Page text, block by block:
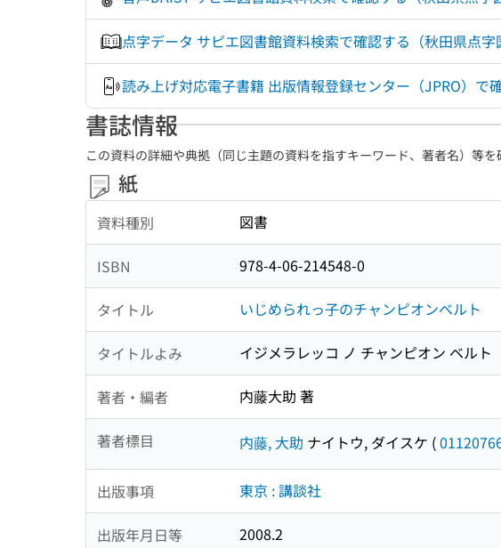
点字データ サピエ図書館資料検索で確認する（秋田県点字
読み上げ対応電子書籍 出版情報登録センター（JPRO）で
書誌情報
この資料の詳細や典拠（同じ主題の資料を指すキーワード、著者名）等を
紙
資料種別 図書
ISBN 978-4-06-214548-0
タイトル いじめられっ子のチャンピオンベルト
タイトルよみ イジメラレッコ ノ チャンピオン ベルト
著者・編者 内藤大助 著
著者標目 内藤, 大助 ナイトウ, ダイスケ (
出版事項 東京 : 講談社
出版年月日等 2008.2